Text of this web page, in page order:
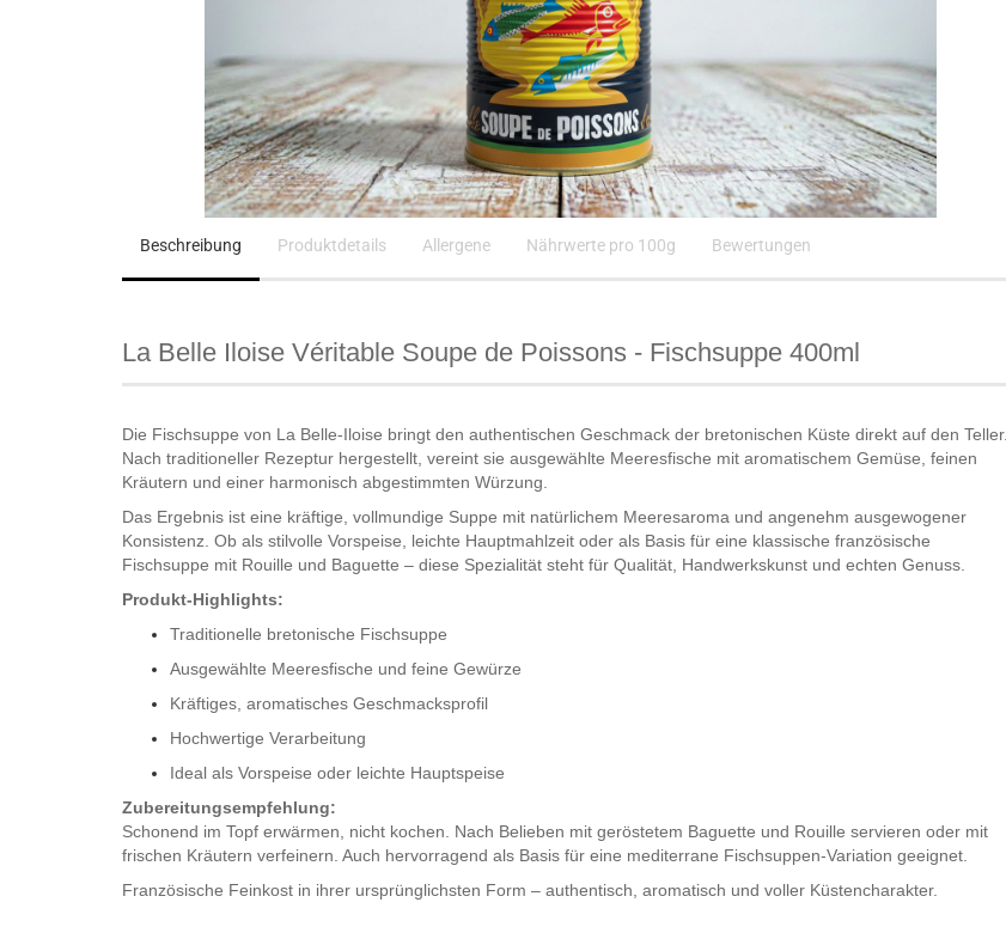
Beschreibung Produktdetails Allergene Nährwerte pro 100g Bewertungen
La Belle Iloise Véritable Soupe de Poissons - Fischsuppe 400ml
Die Fischsuppe von La Belle-Iloise bringt den authentischen Geschmack der bretonischen Küste direkt auf den Teller.
Nach traditioneller Rezeptur hergestellt, vereint sie ausgewählte Meeresfische mit aromatischem Gemüse, feinen
Kräutern und einer harmonisch abgestimmten Würzung.
Das Ergebnis ist eine kräftige, vollmundige Suppe mit natürlichem Meeresaroma und angenehm ausgewogener
Konsistenz. Ob als stilvolle Vorspeise, leichte Hauptmahlzeit oder als Basis für eine klassische französische
Fischsuppe mit Rouille und Baguette – diese Spezialität steht für Qualität, Handwerkskunst und echten Genuss.
Produkt-Highlights:
Traditionelle bretonische Fischsuppe
Ausgewählte Meeresfische und feine Gewürze
Kräftiges, aromatisches Geschmacksprofil
Hochwertige Verarbeitung
Ideal als Vorspeise oder leichte Hauptspeise
Zubereitungsempfehlung:
Schonend im Topf erwärmen, nicht kochen. Nach Belieben mit geröstetem Baguette und Rouille servieren oder mit
frischen Kräutern verfeinern. Auch hervorragend als Basis für eine mediterrane Fischsuppen-Variation geeignet.
Französische Feinkost in ihrer ursprünglichsten Form – authentisch, aromatisch und voller Küstencharakter.